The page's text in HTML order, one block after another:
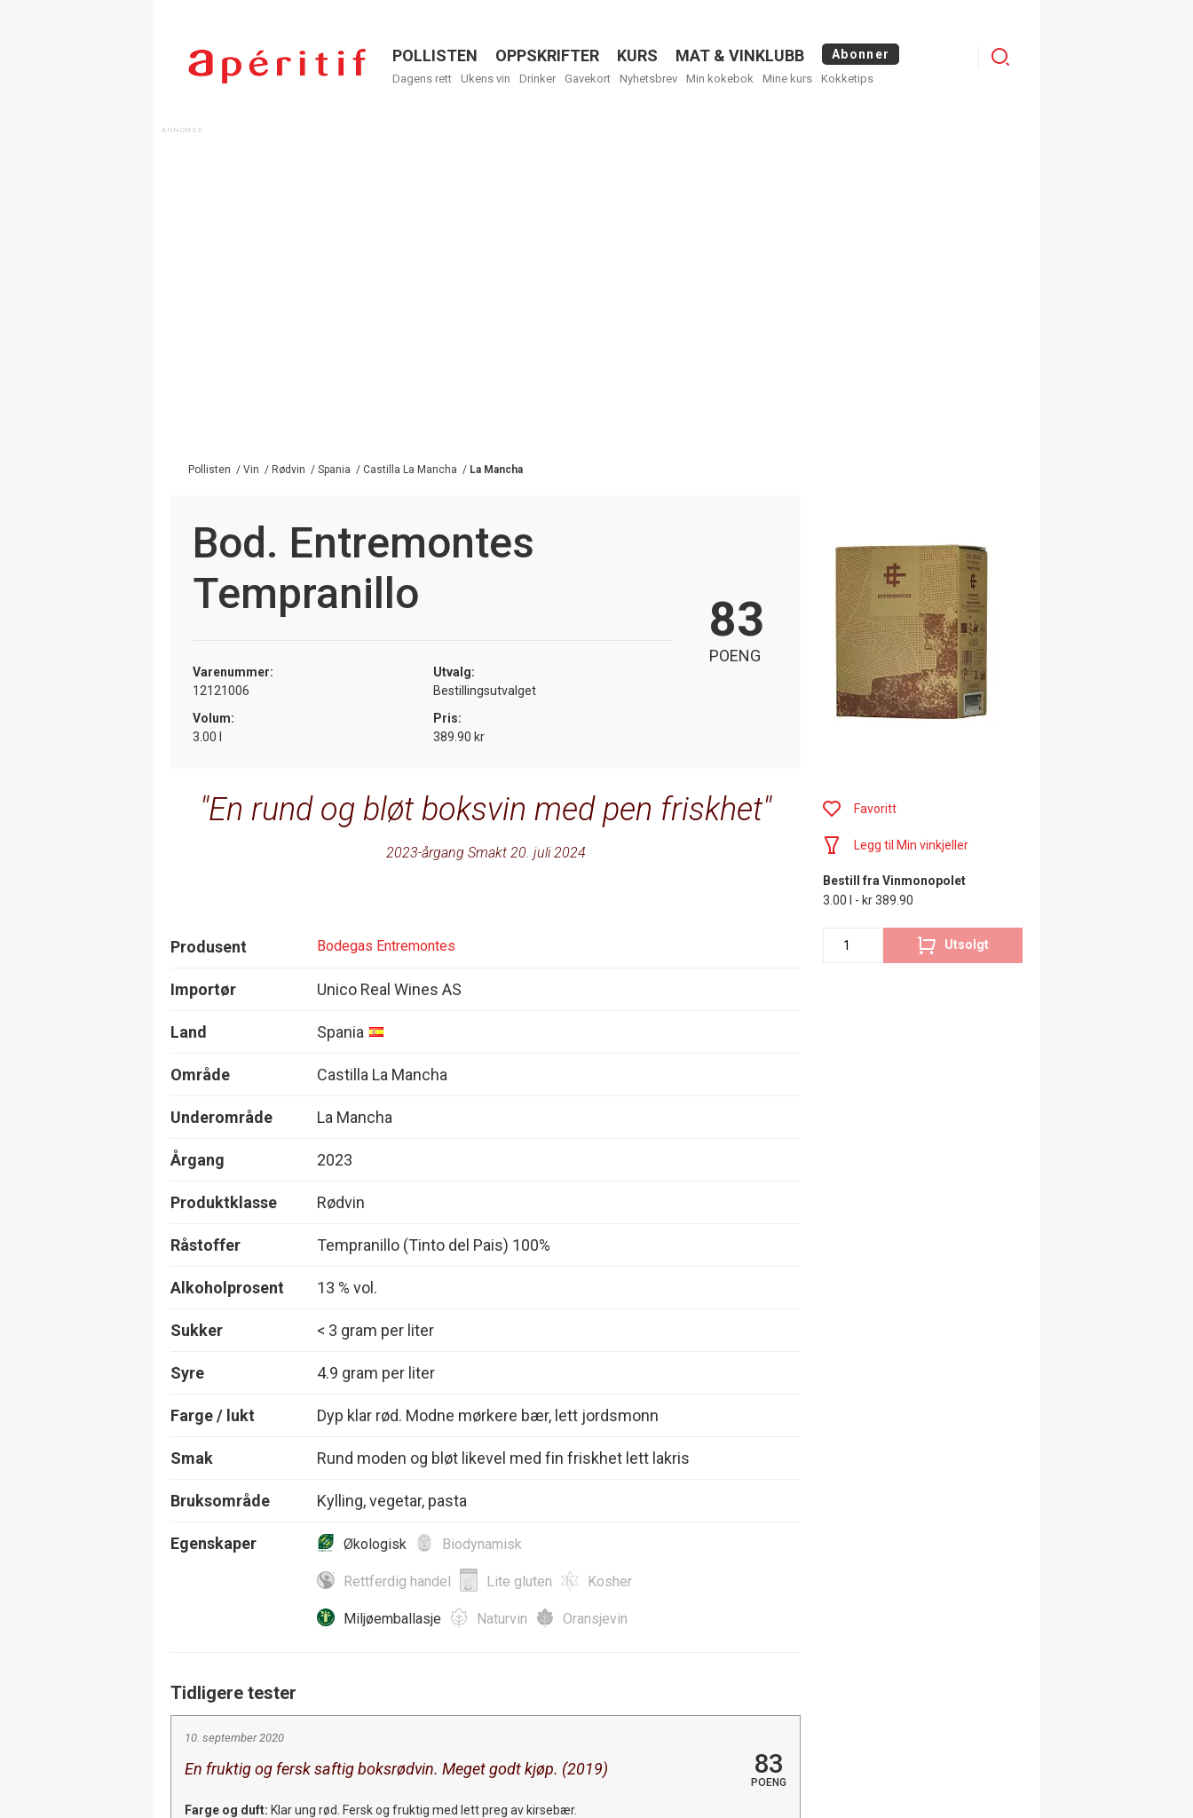
Menu
POLLISTEN OPPSKRIFTER KURS MAT & VINKLUBB Abonner
Dagens rett Ukens vin Drinker Gavekort Nyhetsbrev Min kokebok Mine kurs Kokketips
Menu
Pollisten / Vin / Rødvin / Spania / Castilla La Mancha / La Mancha
Bod. Entremontes
Tempranillo
Varenummer:
12121006
Utvalg:
Bestillingsutvalget
Volum:
3.00 l
Pris:
389.90 kr
83
POENG
En rund og bløt boksvin med pen friskhet
2023-årgang Smakt 20. juli 2024
Produsent Bodegas Entremontes
Importør Unico Real Wines AS
Land Spania
Område Castilla La Mancha
Underområde La Mancha
Årgang 2023
Produktklasse Rødvin
Råstoffer Tempranillo (Tinto del Pais) 100%
Alkoholprosent 13 % vol.
Sukker < 3 gram per liter
Syre 4.9 gram per liter
Farge / lukt Dyp klar rød. Modne mørkere bær, lett jordsmonn
Smak Rund moden og bløt likevel med fin friskhet lett lakris
Bruksområde Kylling, vegetar, pasta
Egenskaper Økologisk Biodynamisk
Rettferdig handel Lite gluten Kosher
Miljøemballasje Naturvin Oransjevin
Tidligere tester
10. september 2020
En fruktig og fersk saftig boksrødvin. Meget godt kjøp. (2019) 83
POENG
Farge og duft: Klar ung rød. Fersk og fruktig med lett preg av kirsebær.
Favoritt
Legg til Min vinkjeller
Bestill fra Vinmonopolet
3.00 l - kr 389.90
Utsolgt